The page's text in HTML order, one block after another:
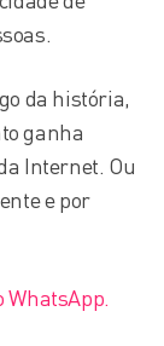
da história,
ganha
Internet. Ou
e por
WhatsApp.